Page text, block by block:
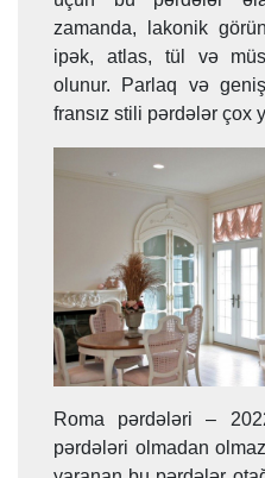
zamanda, lakonik
ipək, atlas, tül və
olunur. Parlaq və
fransız stili pərdələr çox
Roma pərdələri –
pərdələri olmadan